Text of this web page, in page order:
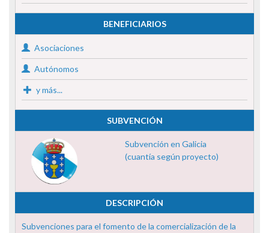
BENEFICIARIOS
Asociaciones
Autónomos
y más...
SUBVENCIÓN
Subvención en Galicia
(cuantía según proyecto)
DESCRIPCIÓN
Subvenciones para el fomento de la comercialización de la